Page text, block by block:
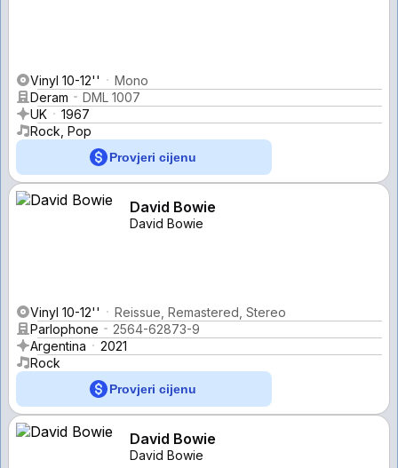
Vinyl 10-12''
Mono
Deram
DML 1007
UK
1967
Rock, Pop
Provjeri cijenu
David Bowie
David Bowie
Vinyl 10-12''
Reissue, Remastered, Stereo
Parlophone
2564-62873-9
Argentina
2021
Rock
Provjeri cijenu
David Bowie
David Bowie